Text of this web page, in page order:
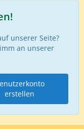
unserer Seite?
an unserer
erstellen